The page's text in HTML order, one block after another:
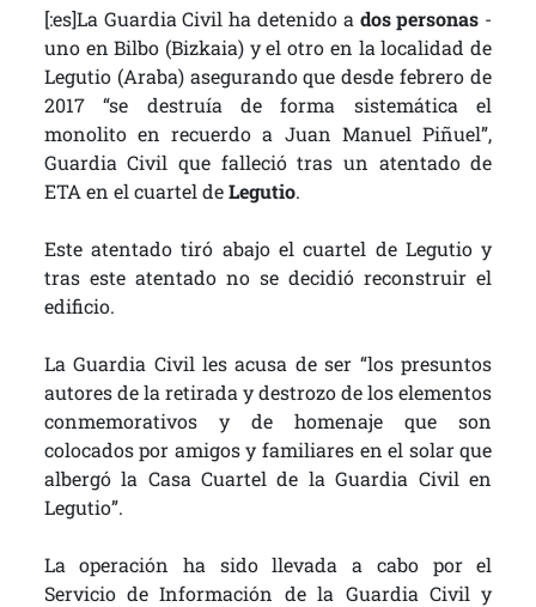
[:es]La Guardia Civil ha detenido a dos personas -
uno en Bilbo (Bizkaia) y el otro en la localidad de
Legutio (Araba) asegurando que desde febrero de
2017 “se destruía de forma sistemática el
monolito en recuerdo a Juan Manuel Piñuel”,
Guardia Civil que falleció tras un atentado de
ETA en el cuartel deLegutio.
Este atentado tiró abajo el cuartel de Legutio y
tras este atentado no se decidió reconstruir el
edificio.
La Guardia Civil les acusa de ser “los presuntos
autores de la retirada y destrozo de los elementos
conmemorativos y de homenaje que son
colocados por amigos y familiares en el solar que
albergó la Casa Cuartel de la Guardia Civil en
Legutio”.
La operación ha sido llevada a cabo por el
Servicio de Información de la Guardia Civil y